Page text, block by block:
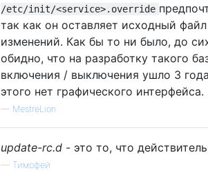
/etc/init/<service>.override
так как он оставляет исходный
изменений. Как бы то ни было, до
обидно, что на разработку такого
включения / выключения ушло 3
этого нет графического интерфейса.
— MestreLion
update-rc.d - это то, что
— Тимофей